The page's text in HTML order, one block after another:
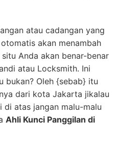
atau cadangan yang
akan menambah
Anda akan benar-benar
atau Locksmith. Ini
bukan? Oleh {sebab} itu
dari kota Jakarta jikalau
atas jangan malu-malu
Ahli Kunci Panggilan di